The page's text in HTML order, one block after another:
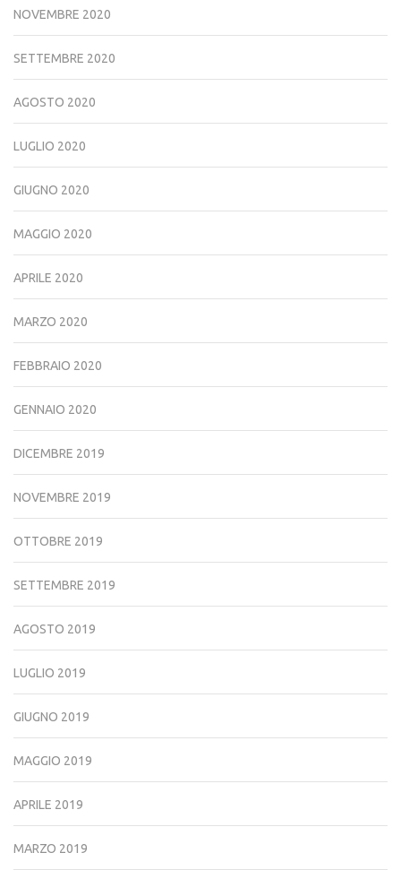
NOVEMBRE 2020
SETTEMBRE 2020
AGOSTO 2020
LUGLIO 2020
GIUGNO 2020
MAGGIO 2020
APRILE 2020
MARZO 2020
FEBBRAIO 2020
GENNAIO 2020
DICEMBRE 2019
NOVEMBRE 2019
OTTOBRE 2019
SETTEMBRE 2019
AGOSTO 2019
LUGLIO 2019
GIUGNO 2019
MAGGIO 2019
APRILE 2019
MARZO 2019